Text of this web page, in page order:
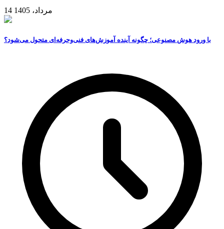
14 مرداد، 1405
با ورود هوش مصنوعی؛ چگونه آینده آموزش‌های فنی‌وحرفه‌ای متحول می‌شود؟